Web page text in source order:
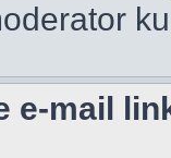
e-mail